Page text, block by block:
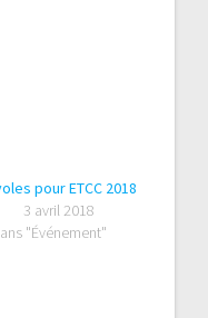
pour ETCC 2018
3 avril 2018
"Événement"